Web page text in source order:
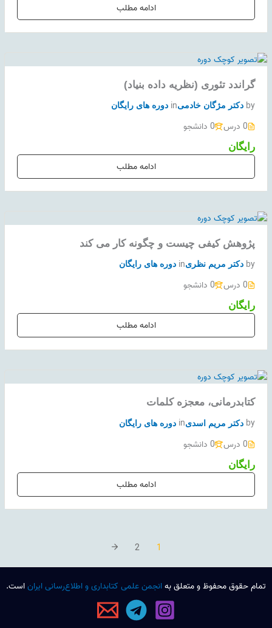
ادامه مطلب
گراندد تئوری (نظریه داده بنیاد)
by دکتر مژگان خادمیin دوره های رایگان
0 درس 0 دانشجو
رایگان
ادامه مطلب
پژوهش کیفی چیست و چگونه کار می کند
by دکتر مریم نظریin دوره های رایگان
0 درس 0 دانشجو
رایگان
ادامه مطلب
کتابدرمانی، معجزه کلمات
by دکتر مریم اسدیin دوره های رایگان
0 درس 0 دانشجو
رایگان
ادامه مطلب
2
تمام حقوق محفوظ و متعلق بهانجمن علمی کتابداری و اطلاع‌رسانی ایراناست.